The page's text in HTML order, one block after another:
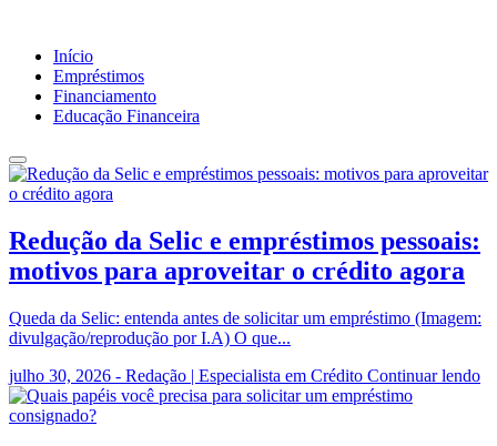
Início
Empréstimos
Financiamento
Educação Financeira
Redução da Selic e empréstimos pessoais:
motivos para aproveitar o crédito agora
Queda da Selic: entenda antes de solicitar um empréstimo (Imagem:
divulgação/reprodução por I.A) O que...
julho 30, 2026 - Redação | Especialista em Crédito Continuar lendo